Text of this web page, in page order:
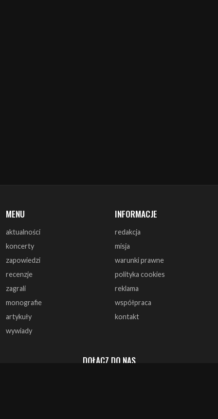
MENU
aktualności
koncerty
zapowiedzi
recenzje
zagrali
monografie
artykuły
wywiady
INFORMACJE
redakcja
misja
warunki prawne
polityka cookies
reklama
współpraca
kontakt
DOŁĄCZ DO NAS